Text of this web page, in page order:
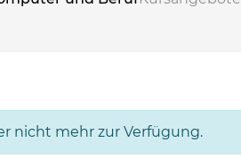
nicht mehr zur Verfügung.